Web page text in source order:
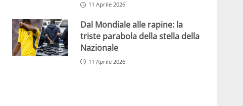
11 Aprile 2026
Dal Mondiale alle rapine: la
triste parabola della stella della
Nazionale
11 Aprile 2026